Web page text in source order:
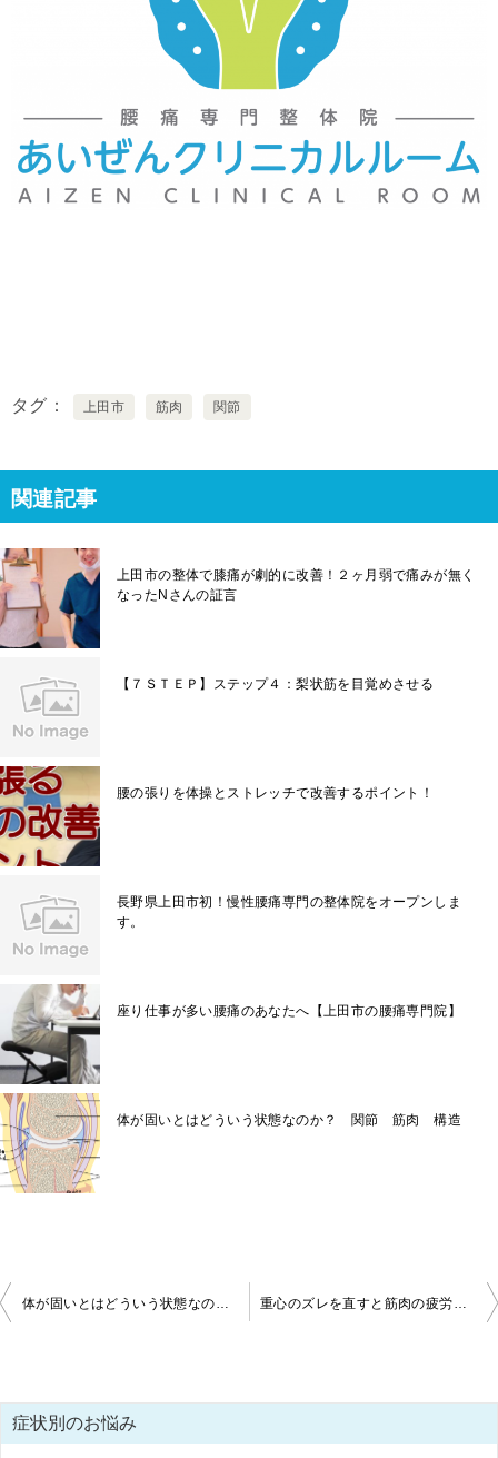
タグ 上田市 筋肉 関節
関連記事
上田市の整体で膝痛が劇的に改善！２ヶ月弱で痛みが無く
なったNさんの証言
【７ＳＴＥＰ】ステップ４：梨状筋を目覚めさせる
腰の張りを体操とストレッチで改善するポイント！
長野県上田市初！慢性腰痛専門の整体院をオープンしま
す。
座り仕事が多い腰痛のあなたへ【上田市の腰痛専門院】
体が固いとはどういう状態なのか？ 関節 筋肉 構造
投
ビ
ゲ
体が固いとはどういう状態なのか？ 関節 筋肉 構造 重心のズレを直すと筋肉の疲労がたまらない 上田市 整体
症状別のお悩み